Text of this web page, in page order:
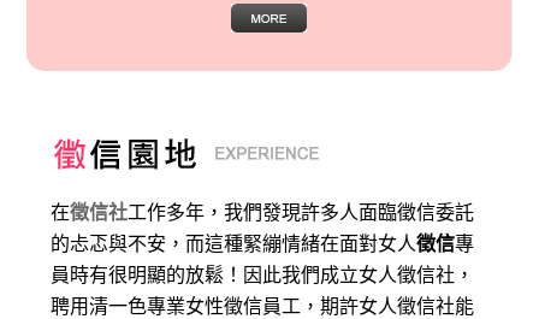
在徵信社工作多年，我們發現許多人面臨徵信委託
的忐忑與不安，而這種緊繃情緒在面對女人徵信專
員時有很明顯的放鬆！因此我們成立女人徵信社，
聘用清一色專業女性徵信員工，期許女人徵信社能